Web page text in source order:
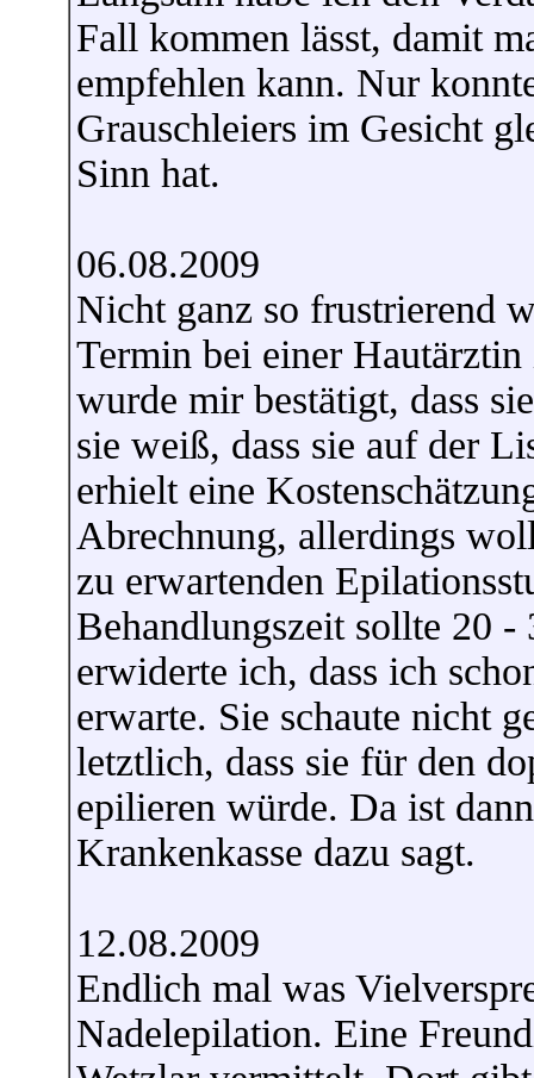
Fall kommen lässt, damit
empfehlen kann. Nur
Grauschleiers im Gesicht
Sinn hat.
06.08.2009
Nicht ganz so frustrierend
Termin bei einer
wurde mir bestätigt, dass
sie weiß, dass sie auf der
erhielt eine
Abrechnung, allerdings
zu erwartenden
Behandlungszeit sollte 20
erwiderte ich, dass ich
erwarte. Sie schaute nicht
letztlich, dass sie für den
epilieren würde. Da ist
Krankenkasse dazu sagt.
12.08.2009
Endlich mal was
Nadelepilation. Eine